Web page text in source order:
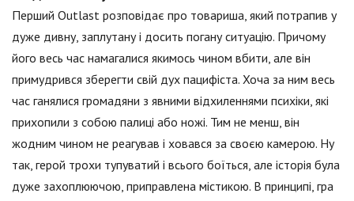
Перший Outlast розповідає про товариша, який потрапив у
дуже дивну, заплутану і досить погану ситуацію. Причому
його весь час намагалися якимось чином вбити, але він
примудрився зберегти свій дух пацифіста. Хоча за ним весь
час ганялися громадяни з явними відхиленнями психіки, які
прихопили з собою палиці або ножі. Тим не менш, він
жодним чином не реагував і ховався за своєю камерою. Ну
так, герой трохи тупуватий і всього боїться, але історія була
дуже захоплюючою, приправлена містикою. В принципі, гра